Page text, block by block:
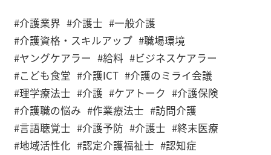
#介護業界 #介護士 #一般介護
#介護資格・スキルアップ #職場環境
#ヤングケアラー #給料 #ビジネスケアラー
#こども食堂 #介護ICT #介護のミライ会議
#理学療法士 #介護 #ケアトーク #介護保険
#介護職の悩み #作業療法士 #訪問介護
#言語聴覚士 #介護予防 #介護士 #終末医療
#地域活性化 #認定介護福祉士 #認知症